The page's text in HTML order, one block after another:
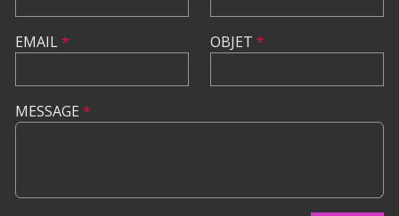
EMAIL* OBJET *
MESSAGE *